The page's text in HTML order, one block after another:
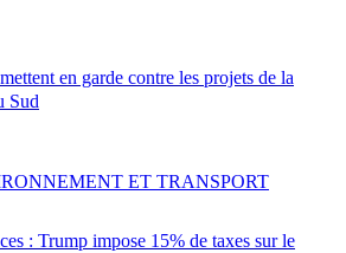
en garde contre les projets de la
Sud
: Trump impose 15% de taxes sur le
ET TRANSPORT